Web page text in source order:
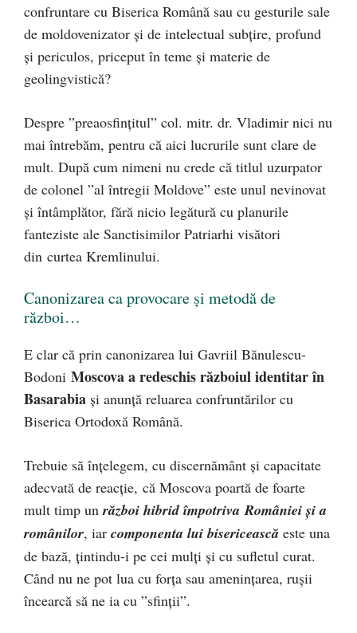
confruntare cu Biserica Română sau cu gesturile sale
de moldovenizator și de intelectual subțire, profund
și periculos, priceput în teme și materie de
geolingvistică?
Despre ”preaosfințitul” col. mitr. dr. Vladimir nici nu
mai întrebăm, pentru că aici lucrurile sunt clare de
mult. După cum nimeni nu crede că titlul uzurpator
de colonel ”al întregii Moldove” este unul nevinovat
și întâmplător, fără nicio legătură cu planurile
fanteziste ale Sanctisimilor Patriarhi visători
din curtea Kremlinului.
Canonizarea ca provocare și metodă de
război…
E clar că prin canonizarea lui Gavriil Bănulescu-
Bodoni Moscova a redeschis războiul identitar în
Basarabia și anunță reluarea confruntărilor cu
Biserica Ortodoxă Română.
Trebuie să înțelegem, cu discernământ și capacitate
adecvată de reacție, că Moscova poartă de foarte
mult timp unrăzboi hibrid împotriva României și a
românilor, iar componenta lui bisericească este una
de bază, țintindu-i pe cei mulți și cu sufletul curat.
Când nu ne pot lua cu forța sau amenințarea, rușii
încearcă să ne ia cu ”sfinții”.